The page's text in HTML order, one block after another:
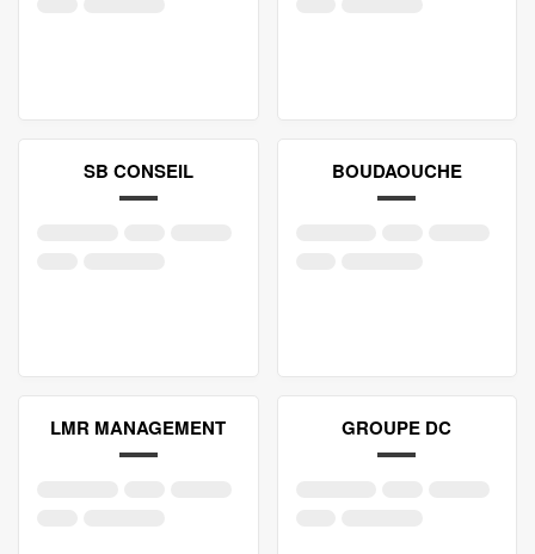
SB CONSEIL BOUDAOUCHE
LMR MANAGEMENT GROUPE DC